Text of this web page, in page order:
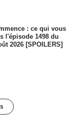
: ce qui vous
l'épisode 1498 du
2026 [SPOILERS]